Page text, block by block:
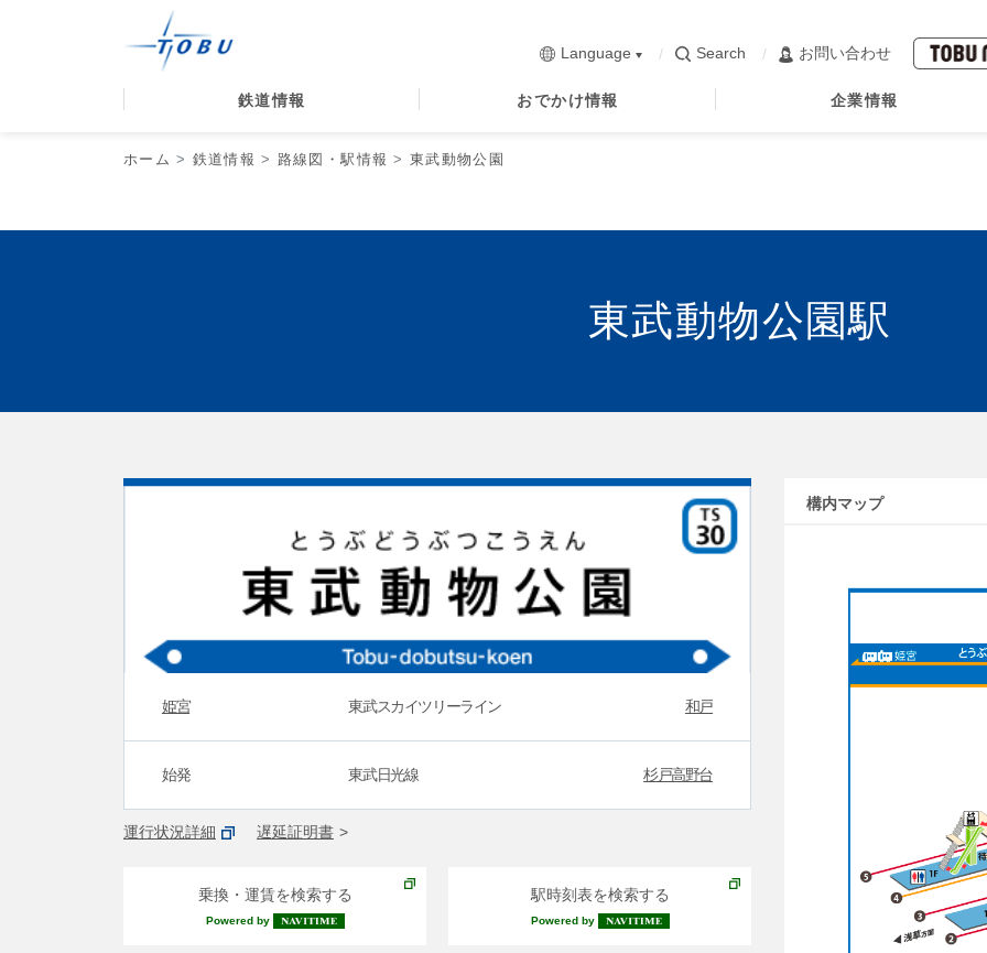
鉄道情報 おでかけ情報 企業情報
Language Search お問い合わせ
ホーム 鉄道情報 路線図・駅情報 東武動物公園
東武動物公園駅
姫宮 東武スカイツリーライン 和戸
始発 東武日光線 杉戸高野台
運行状況詳細 遅延証明書
乗換・運賃を検索する
Powered by
駅時刻表を検索する
Powered by
構内マップ